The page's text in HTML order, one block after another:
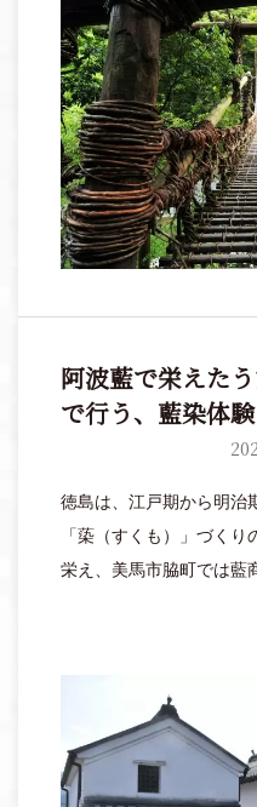
体験に心躍らずにはい
いいっぱい絶景とスリル
にパワーをチャージして
阿波藍で栄えた
で行う、藍染体験
徳島は、江戸期から明治
「蒅（すくも）」づく
栄え、美馬市脇町では藍
る、藍染工房では、天然